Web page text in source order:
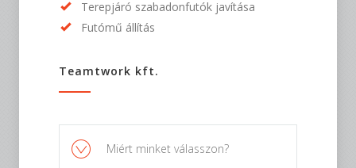
Terepjáró szabadonfutók javítása
Futómű állítás
Teamtwork kft.
Miért minket válasszon?